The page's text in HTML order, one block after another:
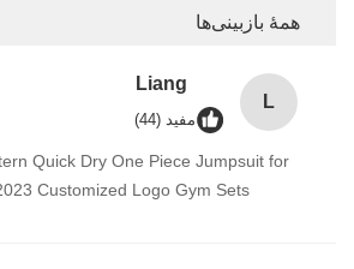
همهٔ بازبینی‌ها
L
Liang
مفید (44)
Quick Dry One Piece Jumpsuit for
Customized Logo Gym Sets